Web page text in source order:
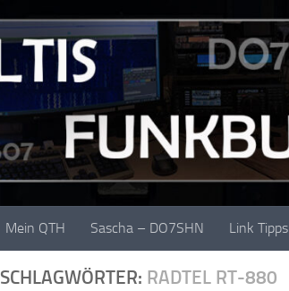
Mein QTH Sascha – DO7SHN Link Tipps
SCHLAGWÖRTER: RADTEL RT-880